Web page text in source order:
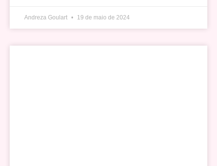
Andreza Goulart 19 de maio de 2024